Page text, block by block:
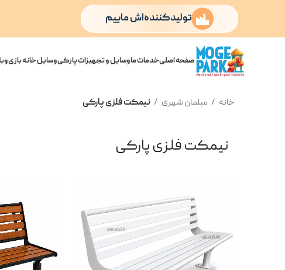
تولیدکننده‌اش ماییم
صفحه اصلیخدمات ماوسایل و تجهیزات پارکیوسایل خانه بازی
خانه مبلمان شهری نیمکت فلزی پارکی
نیمکت فلزی پارکی